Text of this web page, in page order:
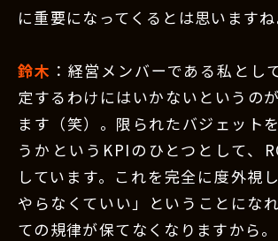
に重要になってくるとは思いますね
鈴木 ：経営メンバーである私とし
定するわけにはいかないというの
ます（笑）。限られたバジェット
うかというKPIのひとつとして、
しています。これを完全に度外視
やらなくていい」ということにな
ての規律が保てなくなりますから。